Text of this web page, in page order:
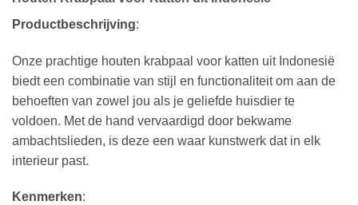
Productbeschrijving:
Onze prachtige houten krabpaal voor katten uit Indonesië
biedt een combinatie van stijl en functionaliteit om aan de
behoeften van zowel jou als je geliefde huisdier te
voldoen. Met de hand vervaardigd door bekwame
ambachtslieden, is deze een waar kunstwerk dat in elk
interieur past.
Kenmerken: